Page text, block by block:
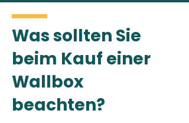
Was sollten Sie
beim Kauf einer
Wallbox
beachten?